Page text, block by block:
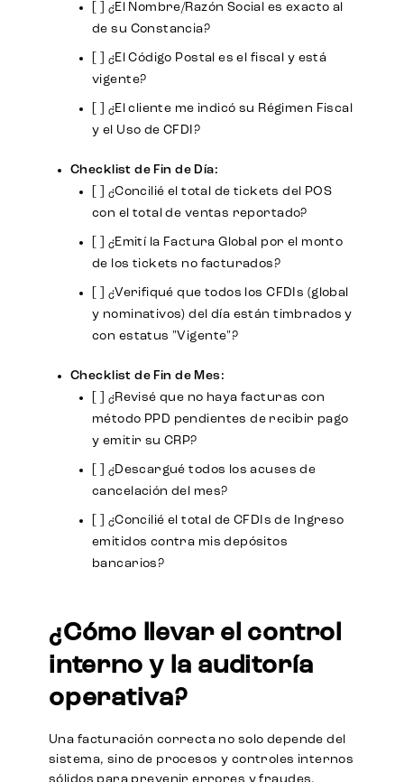
[ ] ¿El Nombre/Razón Social es exacto al
de su Constancia?
[ ] ¿El Código Postal es el fiscal y está
vigente?
[ ] ¿El cliente me indicó su Régimen Fiscal
y el Uso de CFDI?
Checklist de Fin de Día:
[ ] ¿Concilié el total de tickets del POS
con el total de ventas reportado?
[ ] ¿Emití la Factura Global por el monto
de los tickets no facturados?
[ ] ¿Verifiqué que todos los CFDIs (global
y nominativos) del día están timbrados y
con estatus "Vigente"?
Checklist de Fin de Mes:
[ ] ¿Revisé que no haya facturas con
método PPD pendientes de recibir pago
y emitir su CRP?
[ ] ¿Descargué todos los acuses de
cancelación del mes?
[ ] ¿Concilié el total de CFDIs de Ingreso
emitidos contra mis depósitos
bancarios?
¿Cómo llevar el control
interno y la auditoría
operativa?
Una facturación correcta no solo depende del
sistema, sino de procesos y controles internos
sólidos para prevenir errores y fraudes.